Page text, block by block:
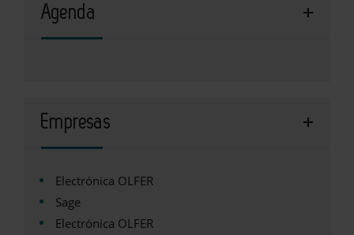
Agenda
Empresas
Electrónica OLFER
Sage
Electrónica OLFER